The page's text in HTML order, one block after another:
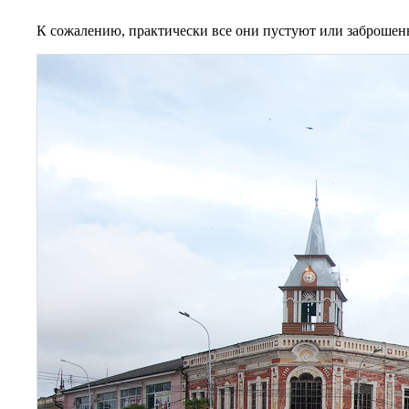
К сожалению, практически все они пустуют или